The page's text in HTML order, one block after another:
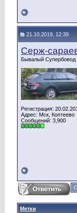
21.10.2019, 12:39
Серж-
Бывалый Супербовод
Регистрация:
Адрес: Мск, Коптеево
Сообщений: 3,900
Метки